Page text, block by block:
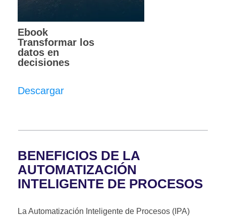
Ebook
Transformar los
datos en
decisiones
Descargar
BENEFICIOS DE LA
AUTOMATIZACIÓN
INTELIGENTE DE PROCESOS
La Automatización Inteligente de Procesos (IPA)